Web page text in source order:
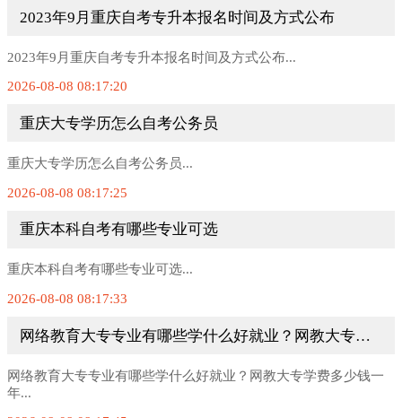
2023年9月重庆自考专升本报名时间及方式公布
2023年9月重庆自考专升本报名时间及方式公布...
2026-08-08 08:17:20
重庆大专学历怎么自考公务员
重庆大专学历怎么自考公务员...
2026-08-08 08:17:25
重庆本科自考有哪些专业可选
重庆本科自考有哪些专业可选...
2026-08-08 08:17:33
网络教育大专专业有哪些学什么好就业？网教大专学费多少钱一年
网络教育大专专业有哪些学什么好就业？网教大专学费多少钱一
年...